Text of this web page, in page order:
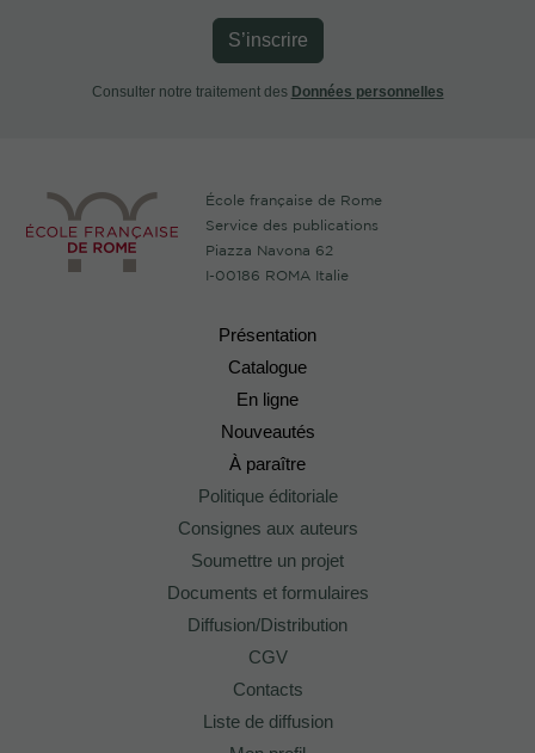
S’inscrire
Consulter notre traitement des Données personnelles
École française de Rome
Service des publications
Piazza Navona 62
I-00186 ROMA Italie
Présentation
Catalogue
En ligne
Nouveautés
À paraître
Politique éditoriale
Consignes aux auteurs
Soumettre un projet
Documents et formulaires
Diffusion/Distribution
CGV
Contacts
Liste de diffusion